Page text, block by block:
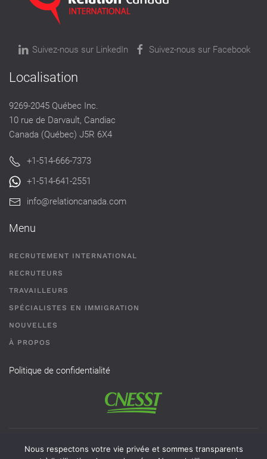
Suivez-nous sur LinkedIn Suivez-nous sur Facebook
Localisation
9269-2045 Québec Inc.
10 rue de Darvault, Candiac
Canada (Québec) J5R 6X4
+1-514-666-7373
+1-514-641-2551
info@relationcanada.com
Menu
RECRUTEMENT INTERNATIONAL
RECRUTEURS
TRAVAILLEURS
SPÉCIALISTES EN IMMIGRATION
NOUVELLES
À PROPOS
Politique de confidentialité
Permis de recrutement # AR-2101593 - Une agence de
Nous respectons votre vie privée et sommes transparents